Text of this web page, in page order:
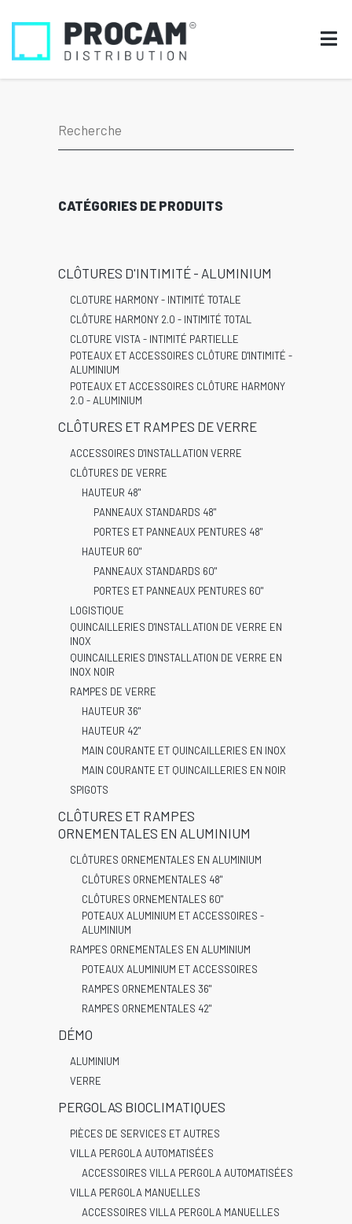
CATÉGORIES DE PRODUITS
CLÔTURES D'INTIMITÉ - ALUMINIUM
CLOTURE HARMONY - INTIMITÉ TOTALE
CLÔTURE HARMONY 2.0 - INTIMITÉ TOTAL
CLOTURE VISTA - INTIMITÉ PARTIELLE
POTEAUX ET ACCESSOIRES CLÔTURE D'INTIMITÉ -
ALUMINIUM
POTEAUX ET ACCESSOIRES CLÔTURE HARMONY
2.0 - ALUMINIUM
CLÔTURES ET RAMPES DE VERRE
ACCESSOIRES D'INSTALLATION VERRE
CLÔTURES DE VERRE
HAUTEUR 48"
PANNEAUX STANDARDS 48"
PORTES ET PANNEAUX PENTURES 48"
HAUTEUR 60"
PANNEAUX STANDARDS 60"
PORTES ET PANNEAUX PENTURES 60"
LOGISTIQUE
QUINCAILLERIES D'INSTALLATION DE VERRE EN
INOX
QUINCAILLERIES D'INSTALLATION DE VERRE EN
INOX NOIR
RAMPES DE VERRE
HAUTEUR 36"
HAUTEUR 42"
MAIN COURANTE ET QUINCAILLERIES EN INOX
MAIN COURANTE ET QUINCAILLERIES EN NOIR
SPIGOTS
CLÔTURES ET RAMPES
ORNEMENTALES EN ALUMINIUM
CLÔTURES ORNEMENTALES EN ALUMINIUM
CLÔTURES ORNEMENTALES 48"
CLÔTURES ORNEMENTALES 60"
POTEAUX ALUMINIUM ET ACCESSOIRES -
ALUMINIUM
RAMPES ORNEMENTALES EN ALUMINIUM
POTEAUX ALUMINIUM ET ACCESSOIRES
RAMPES ORNEMENTALES 36"
RAMPES ORNEMENTALES 42"
DÉMO
ALUMINIUM
VERRE
PERGOLAS BIOCLIMATIQUES
PIÈCES DE SERVICES ET AUTRES
VILLA PERGOLA AUTOMATISÉES
ACCESSOIRES VILLA PERGOLA AUTOMATISÉES
VILLA PERGOLA MANUELLES
ACCESSOIRES VILLA PERGOLA MANUELLES